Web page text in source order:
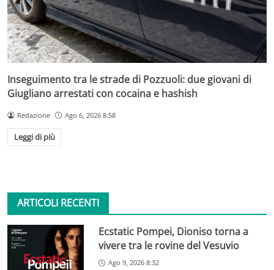
Inseguimento tra le strade di Pozzuoli: due giovani di
Giugliano arrestati con cocaina e hashish
Redazione Ago 6, 2026 8:58
Leggi di più
ARTICOLI RECENTI
Ecstatic Pompei, Dioniso torna a
vivere tra le rovine del Vesuvio
Ago 9, 2026 8:32